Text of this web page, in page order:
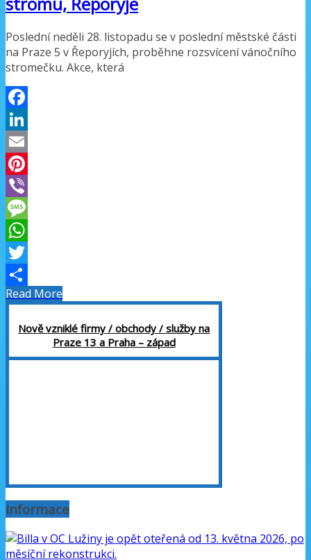
Poslední neděli 28. listopadu se v poslední městské části
na Praze 5 v Řeporyjích, proběhne rozsvícení vánočního
stromečku. Akce, která
Facebook
LinkedIn
Email
Pinterest
Viber
Message
WhatsApp
Twitter
Share
Read More
Nově vzniklé firmy / obchody / služby na
Praze 13 a Praha – západ
Informace